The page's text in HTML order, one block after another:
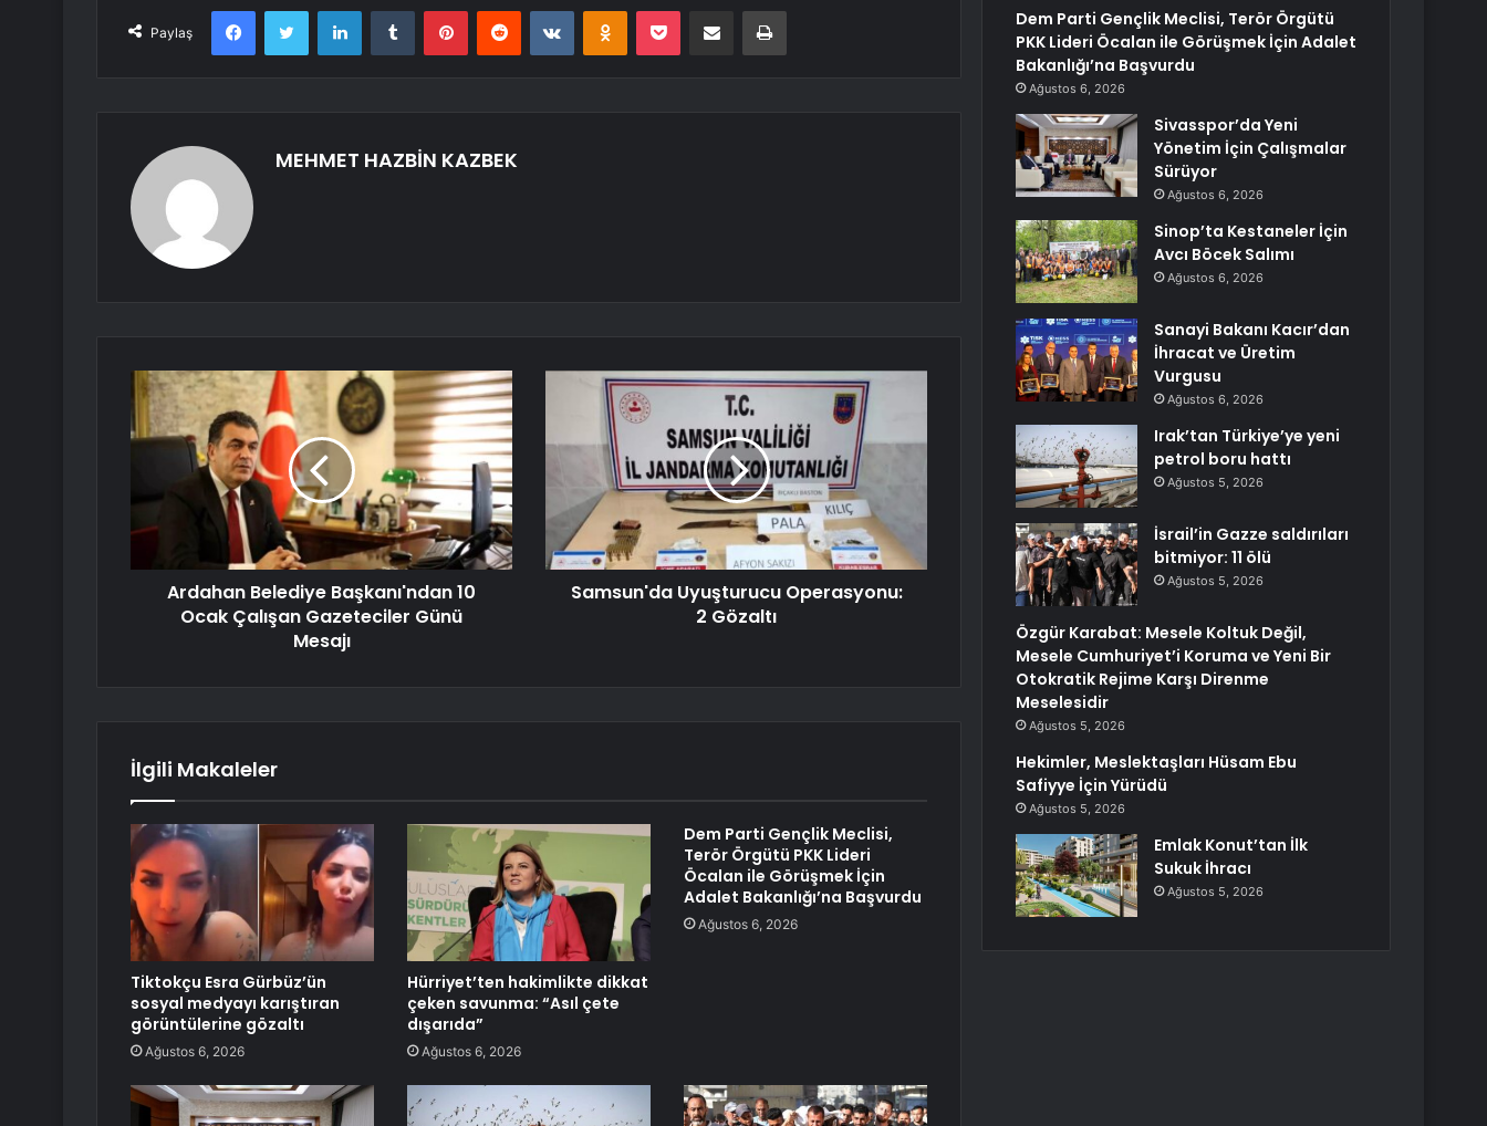
Paylaş
FacebookTwitter LinkedInTumblr PinterestReddit VKontakteOdnoklassniki
Pocket E-Posta ile paylaş Yazdır
MEHMET HAZBİN KAZBEK
Ardahan Belediye Başkanı'ndan 10
Ocak Çalışan Gazeteciler Günü
Mesajı
Samsun'da Uyuşturucu Operasyonu:
2 Gözaltı
İlgili Makaleler
Tiktokçu Esra Gürbüz’ün
sosyal medyayı karıştıran
görüntülerine gözaltı
Ağustos 6, 2026
Hürriyet’ten hakimlikte dikkat
çeken savunma: “Asıl çete
dışarıda”
Ağustos 6, 2026
Dem Parti Gençlik Meclisi,
Terör Örgütü PKK Lideri
Öcalan ile Görüşmek İçin
Adalet Bakanlığı’na Başvurdu
Ağustos 6, 2026
Dem Parti Gençlik Meclisi, Terör Örgütü
PKK Lideri Öcalan ile Görüşmek İçin Adalet
Bakanlığı’na Başvurdu
Ağustos 6, 2026
Sivasspor’da Yeni
Yönetim İçin Çalışmalar
Sürüyor
Ağustos 6, 2026
Sinop’ta Kestaneler İçin
Avcı Böcek Salımı
Ağustos 6, 2026
Sanayi Bakanı Kacır’dan
İhracat ve Üretim
Vurgusu
Ağustos 6, 2026
Irak’tan Türkiye’ye yeni
petrol boru hattı
Ağustos 5, 2026
İsrail’in Gazze saldırıları
bitmiyor: 11 ölü
Ağustos 5, 2026
Özgür Karabat: Mesele Koltuk Değil,
Mesele Cumhuriyet’i Koruma ve Yeni Bir
Otokratik Rejime Karşı Direnme
Meselesidir
Ağustos 5, 2026
Hekimler, Meslektaşları Hüsam Ebu
Safiyye İçin Yürüdü
Ağustos 5, 2026
Emlak Konut’tan İlk
Sukuk İhracı
Ağustos 5, 2026